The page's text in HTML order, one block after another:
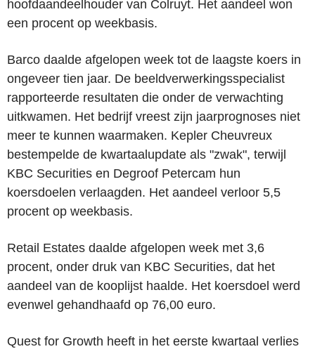
hoofdaandeelhouder van Colruyt. Het aandeel won
een procent op weekbasis.
Barco daalde afgelopen week tot de laagste koers in
ongeveer tien jaar. De beeldverwerkingsspecialist
rapporteerde resultaten die onder de verwachting
uitkwamen. Het bedrijf vreest zijn jaarprognoses niet
meer te kunnen waarmaken. Kepler Cheuvreux
bestempelde de kwartaalupdate als "zwak", terwijl
KBC Securities en Degroof Petercam hun
koersdoelen verlaagden. Het aandeel verloor 5,5
procent op weekbasis.
Retail Estates daalde afgelopen week met 3,6
procent, onder druk van KBC Securities, dat het
aandeel van de kooplijst haalde. Het koersdoel werd
evenwel gehandhaafd op 76,00 euro.
Quest for Growth heeft in het eerste kwartaal verlies